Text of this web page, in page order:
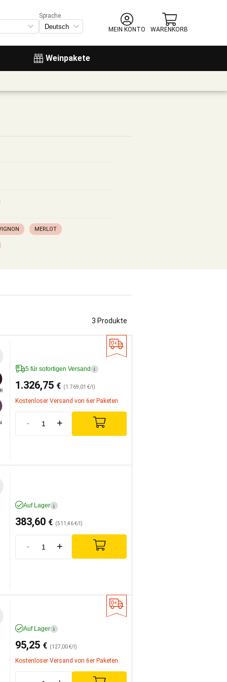
Weinpakete
Sprache
MEIN KONTO
WARENKORB
MERLOT
3 Produkte
5 für sofortigen Versand i
1.326,75 € (1.769,01 €/l)
Kostenloser Versand von 6er Paketen
- +
Auf Lager i
383,60 € (511,46 €/l)
- +
Auf Lager i
95,25 € (127,00 €/l)
Kostenloser Versand von 6er Paketen